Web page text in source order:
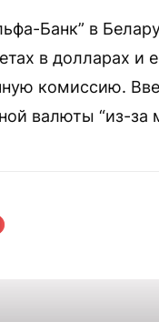
Банк” в
в долларах и
комиссию.
валюты “из-за